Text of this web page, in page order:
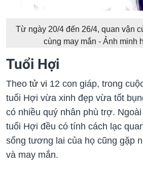
Từ ngày 20/4 đến 26/4, quan vận
cùng may mắn - Ảnh minh
Tuổi Hợi
Theo tử vi 12 con giáp, trong
tuổi Hợi vừa xinh đẹp vừa tốt
có nhiều quý nhân phù trợ.
tuổi Hợi đều có tính cách lạc
sống tương lai của họ cũng gặp
và may mắn.